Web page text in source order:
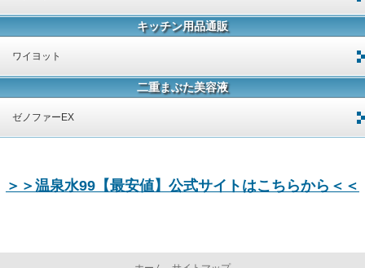
キッチン用品通販
ワイヨット
二重まぶた美容液
ゼノファーEX
＞＞温泉水99【最安値】公式サイトはこちらから＜＜